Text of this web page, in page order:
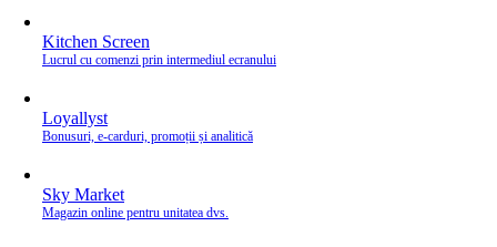
Kitchen Screen
Lucrul cu comenzi prin intermediul ecranului
Loyallyst
Bonusuri, e‑carduri, promoții și analitică
Sky Market
Magazin online pentru unitatea dvs.